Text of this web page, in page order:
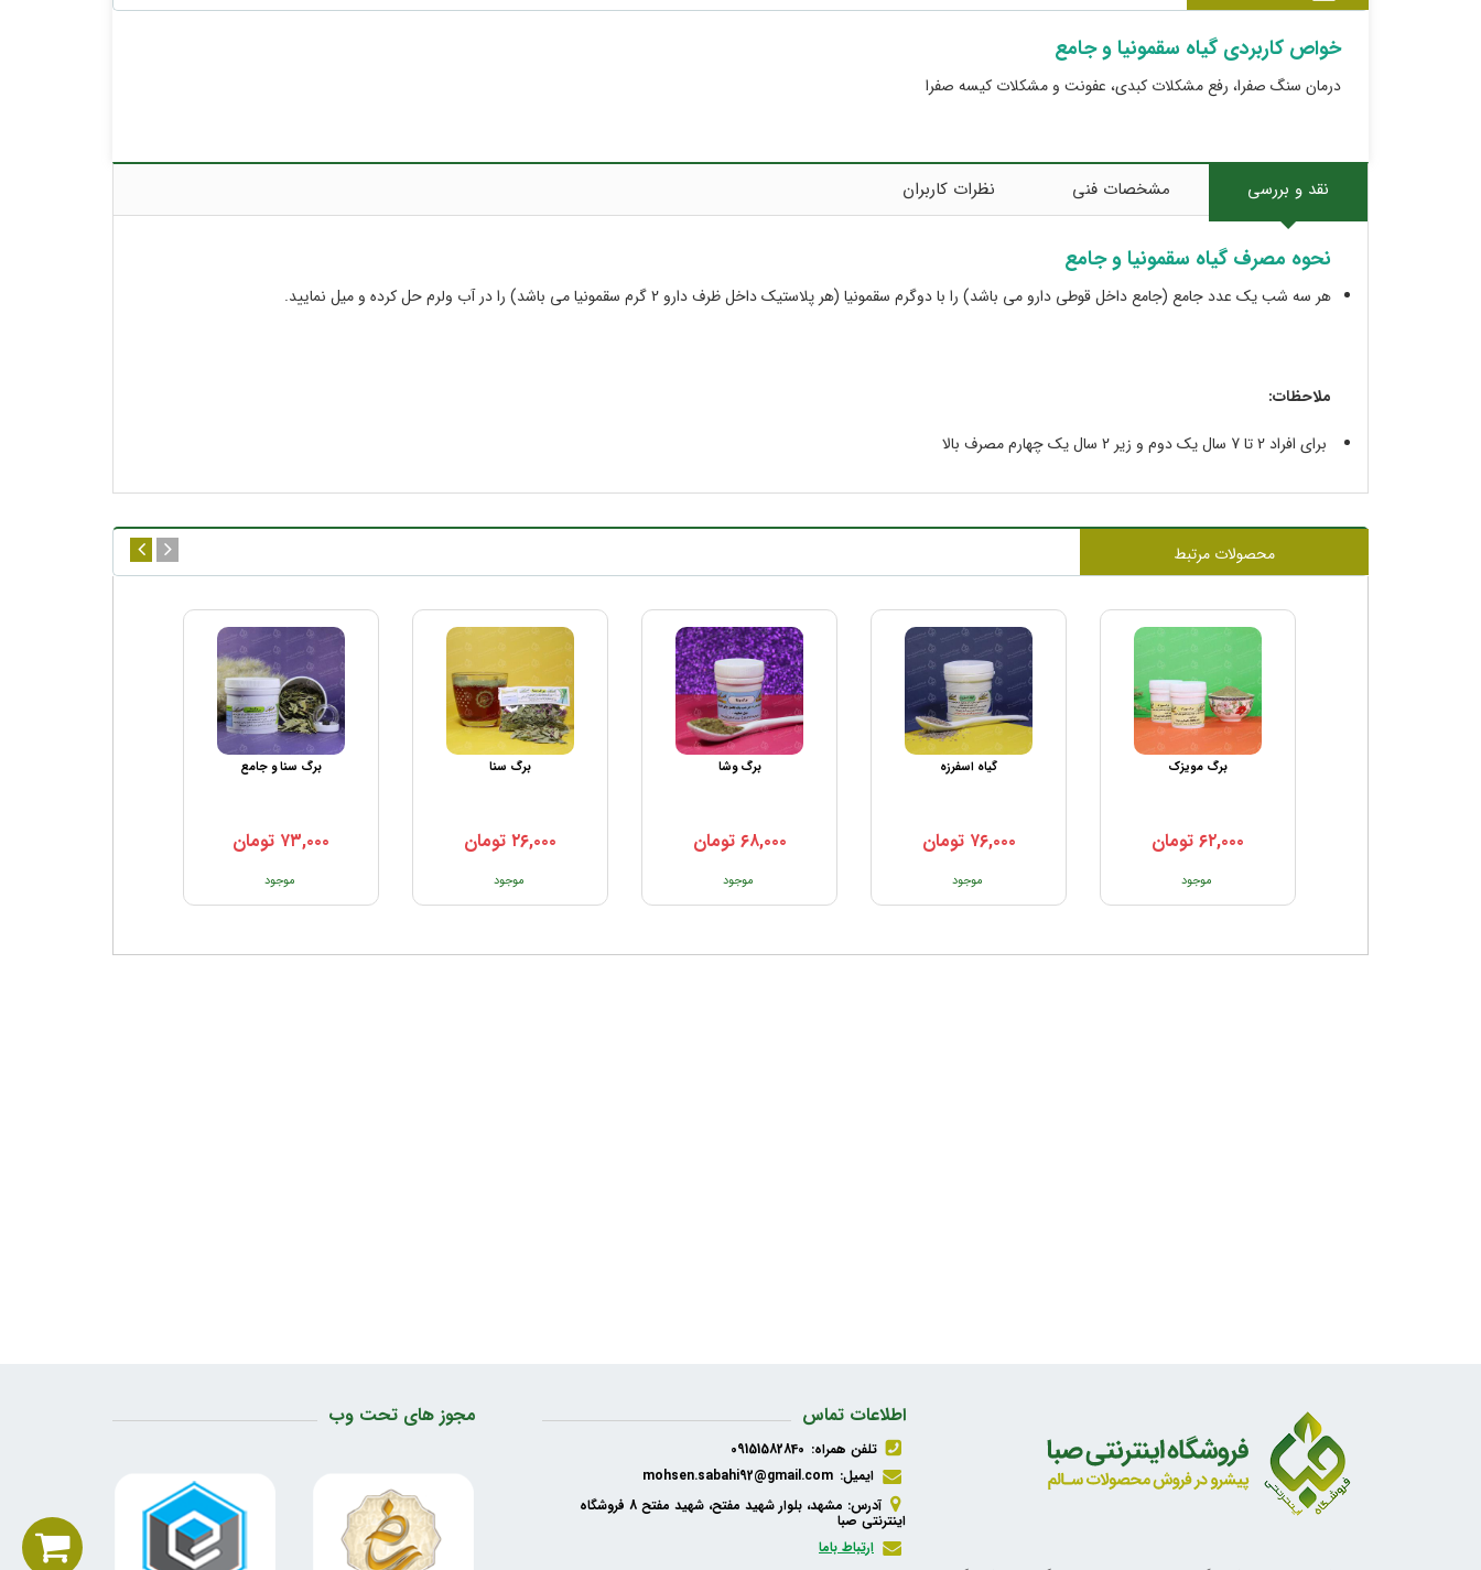
خواص کاربردی گیاه سقمونیا و جامع
درمان سنگ صفرا، رفع مشکلات کبدی، عفونت و مشکلات کیسه صفرا
نقد و بررسی مشخصات فنی نظرات کاربران
نحوه مصرف گیاه سقمونیا و جامع
هر سه شب یک عدد جامع (جامع داخل قوطی دارو می باشد) را با دوگرم سقمونیا (هر پلاستیک داخل ظرف دارو 2 گرم سقمونیا می باشد) را در آب ولرم حل کرده و میل نمایید.
ملاحظات:
برای افراد 2 تا 7 سال یک دوم و زیر 2 سال یک چهارم مصرف بالا
محصولات مرتبط
برگ مویزک
۶۲,۰۰۰ تومان
موجود
گیاه اسفرزه
۷۶,۰۰۰ تومان
موجود
برگ وشا
۶۸,۰۰۰ تومان
موجود
برگ سنا
۲۶,۰۰۰ تومان
موجود
برگ سنا و جامع
۷۳,۰۰۰ تومان
موجود
مجوز های تحت وب اطلاعات تماس
تلفن همراه: 09151582840
ایمیل: mohsen.sabahi92@gmail.com
آدرس: مشهد، بلوار شهید مفتح، شهید مفتح 8 فروشگاه
اینترنتی صبا
ارتباط باما